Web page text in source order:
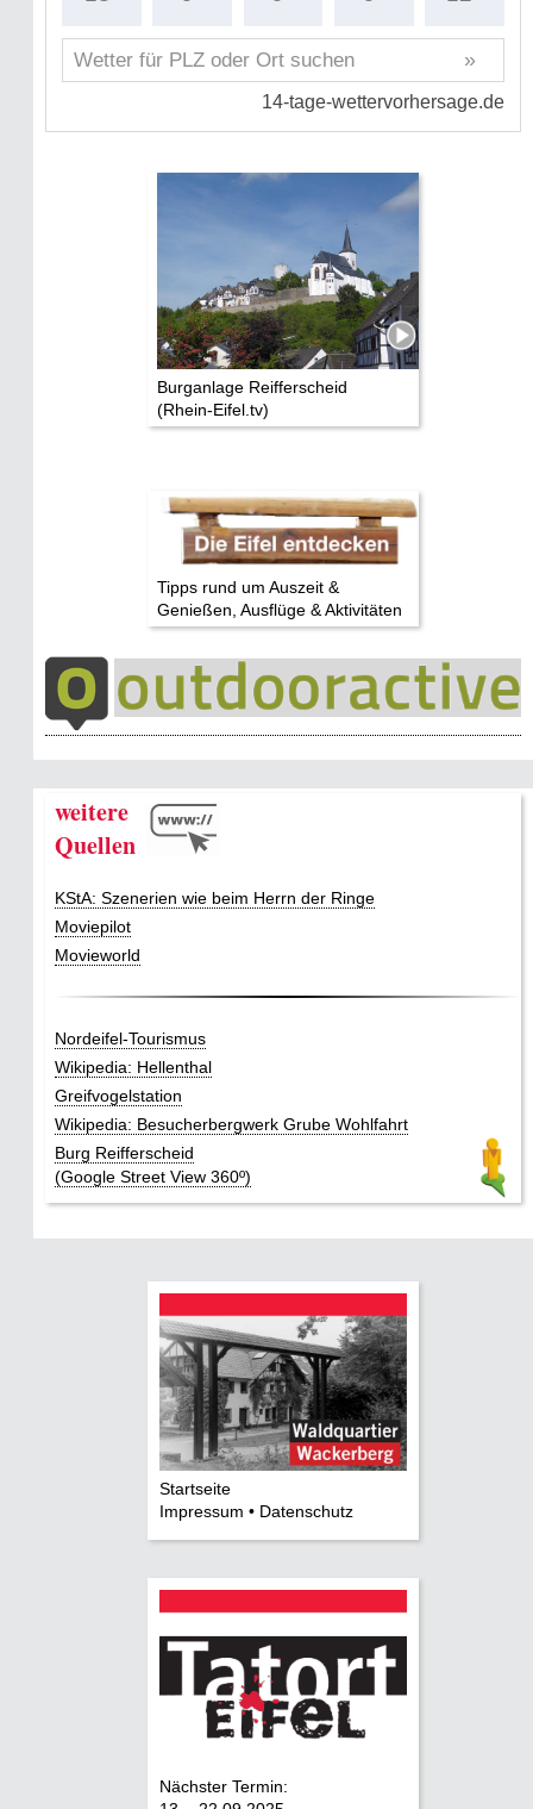
Burganlage Reifferscheid
(Rhein-Eifel.tv)
Tipps rund um Auszeit &
Genießen, Ausflüge & Aktivitäten
weitere
Quellen
KStA: Szenerien wie beim Herrn der Ringe
Moviepilot
Movieworld
Nordeifel-Tourismus
Wikipedia: Hellenthal
Greifvogelstation
Wikipedia: Besucherbergwerk Grube Wohlfahrt
Burg Reifferscheid
(Google Street View 360º)
Startseite
Impressum • Datenschutz
Nächster Termin: